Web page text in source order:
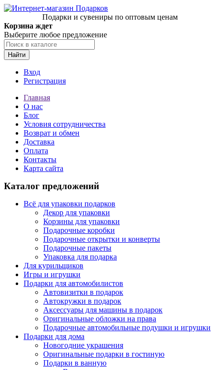
Подарки и сувениры по оптовым ценам
Корзина ждет
Выберите любое предложение
Найти
Вход
Регистрация
Главная
О нас
Блог
Условия сотрудничества
Возврат и обмен
Доставка
Оплата
Контакты
Карта сайта
Каталог предложений
Всё для упаковки подарков
Декор для упаковки
Корзины для упаковки
Подарочные коробки
Подарочные открытки и конверты
Подарочные пакеты
Упаковка для подарка
Для курильщиков
Игры и игрушки
Подарки для автомобилистов
Автовизитки в подарок
Автокружки в подарок
Аксессуары для машины в подарок
Оригинальные обложки на права
Подарочные автомобильные подушки и игрушки
Подарки для дома
Новогодние украшения
Оригинальные подарки в гостиную
Подарки в ванную